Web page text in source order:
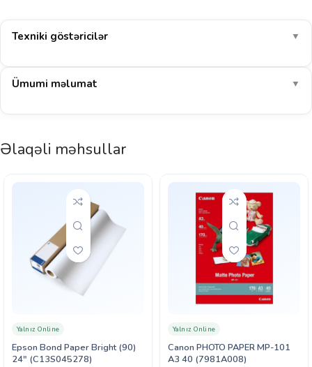
Texniki göstəricilər ▼
Ümumi məlumat ▼
Əlaqəli məhsullar
Epson Bond Paper Bright (90)
24″ (C13S045278)
Yalnız Online
Canon PHOTO PAPER MP-101
A3 40 (7981A008)
Yalnız Online